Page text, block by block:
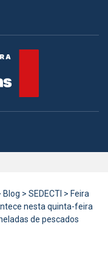
Blog > SEDECTI > Feira
nesta quinta-feira
de pescados